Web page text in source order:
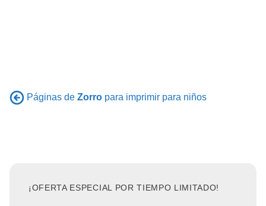
Páginas de Zorro para imprimir para niños
¡OFERTA ESPECIAL POR TIEMPO LIMITADO!